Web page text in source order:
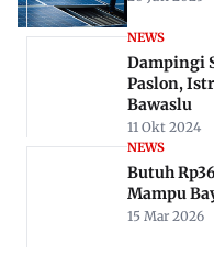
NEWS
Dampingi
Paslon,
Bawaslu
11 Okt 2024
NEWS
Butuh
Mampu
15 Mar 2026